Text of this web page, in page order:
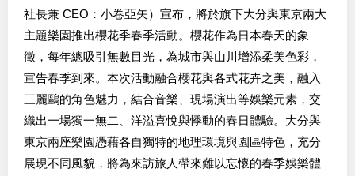
社長兼 CEO：小卷亞矢）宣布，將於旗下大分與東京兩大
主題樂園推出櫻花季春季活動。櫻花作為日本春天的象
徵，每年總吸引無數目光，為城市與山川增添柔美色彩，
宣告春季到來。本次活動融合櫻花與各式花卉之美，融入
三麗鷗的角色魅力，結合音樂、現場演出等娛樂元素，交
織出一場獨一無二、洋溢喜悅與悸動的春日體驗。大分與
東京兩座樂園憑藉各自獨特的地理環境與園區特色，充分
展現不同風貌，將為來訪旅人帶來難以忘懷的春季娛樂體